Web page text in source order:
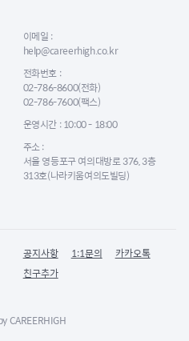
이메일 :
help@careerhigh.co.kr
전화번호 :
02-786-8600(전화)
02-786-7600(팩스)
운영시간 : 10:00 - 18:00
주소 :
서울 영등포구 여의대방로 376, 3층
313호(나라키움여의도빌딩)
공지사항 1:1문의
카카오톡
친구추가
CAREERHIGH